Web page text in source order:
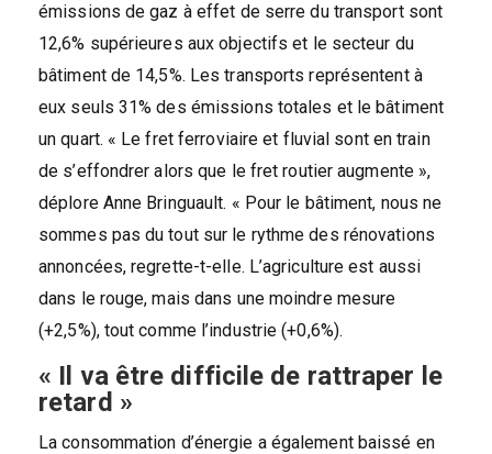
émissions de gaz à effet de serre du transport sont
12,6% supérieures aux objectifs et le secteur du
bâtiment de 14,5%. Les transports représentent à
eux seuls 31% des émissions totales et le bâtiment
un quart. « Le fret ferroviaire et fluvial sont en train
de s’effondrer alors que le fret routier augmente »,
déplore Anne Bringuault. « Pour le bâtiment, nous ne
sommes pas du tout sur le rythme des rénovations
annoncées, regrette-t-elle. L’agriculture est aussi
dans le rouge, mais dans une moindre mesure
(+2,5%), tout comme l’industrie (+0,6%).
« Il va être difficile de rattraper le
retard »
La consommation d’énergie a également baissé en